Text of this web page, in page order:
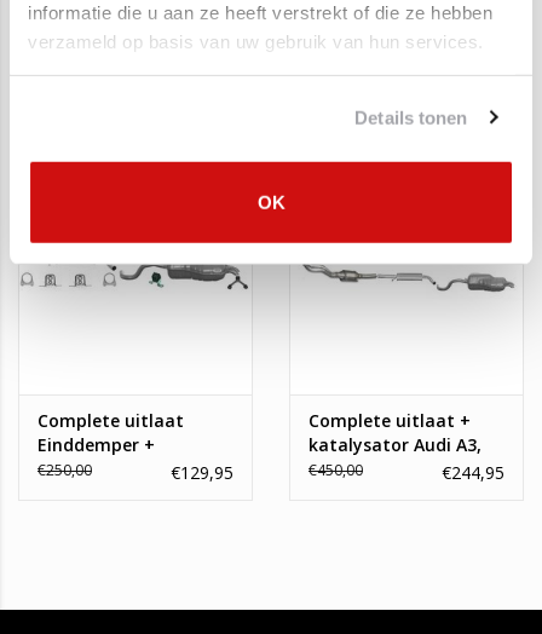
informatie die u aan ze heeft verstrekt of die ze hebben
verzameld op basis van uw gebruik van hun services.
Details tonen
OK
Katalysator Audi A3,
Seat Cordoba, Leon,
Skoda Octavia,
€250,00 €124,00
Uitlaat,
Middendemper
Volkswagen Golf IV
€60,00 €24,95
Complete uitlaat
Einddemper +
Middendemper Audi A3
€250,00 €129,95
Complete uitlaat +
katalysator Audi A3,
Seat Leon, Volswagen
€450,00 €244,95